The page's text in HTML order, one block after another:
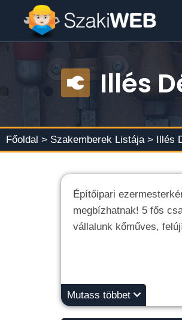
Illés
Főoldal > Szakemberek Listája > Illés
Építőipari
megbízhatnak! 5 fős
vállalunk kőműves,
Mutass többet